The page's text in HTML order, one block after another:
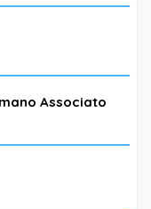
Associato